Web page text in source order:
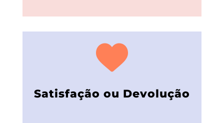
Satisfação ou Devolução